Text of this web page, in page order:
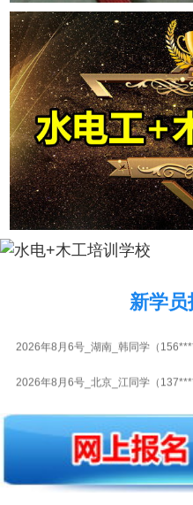
新学员
2026年8月6号_湖南_马同学（
2026年8月6号_湖南_吴同学（
2026年8月6号_天津_李同学（